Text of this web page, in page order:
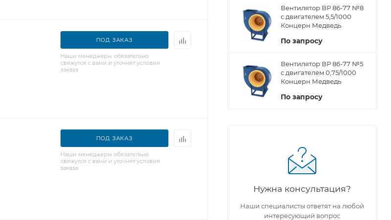
ПОД ЗАКАЗ
Наши менеджеры обязательно
свяжутся с вами и уточнят условия
заказа
ПОД ЗАКАЗ
Наши менеджеры обязательно
свяжутся с вами и уточнят условия
заказа
Вентилятор ВР 86-77 №8
с двигателем 5,5/1000
Концерн Медведь
По запросу
Вентилятор ВР 86-77 №5
с двигателем 0,75/1000
Концерн Медведь
По запросу
Нужна консультация?
Наши специалисты ответят на любой
интересующий вопрос